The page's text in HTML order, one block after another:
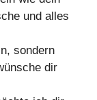
und alles
sondern
dir